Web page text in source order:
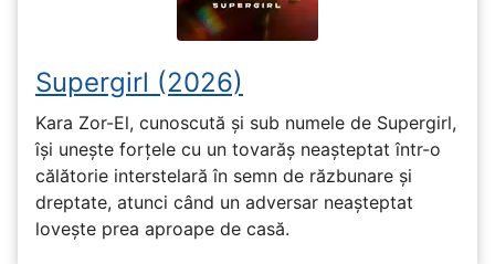
Supergirl (2026)
Kara Zor-El, cunoscută și sub numele de Supergirl,
își unește forțele cu un tovarăș neașteptat într-o
călătorie interstelară în semn de răzbunare și
dreptate, atunci când un adversar neașteptat
lovește prea aproape de casă.